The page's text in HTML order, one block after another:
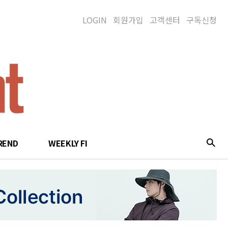
WEEKLY FI
LOGIN 회원가입 고객센터 구독신청